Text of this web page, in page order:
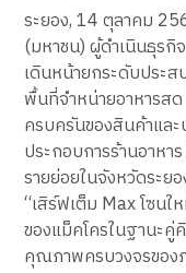
ระยอง, 14 ตุลาคม
(มหาชน) ผู้ดำเนินธุ
เดินหน้ายกระดับประ
พื้นที่จำหน่ายอาหารส
ครบครันของสินค้าแล
ประกอบการร้านอาหา
รายย่อยในจังหวัดระย
“เสิร์ฟเต็ม Max โซน
ของแม็คโครในฐานะ
คุณภาพครบวงจรของ